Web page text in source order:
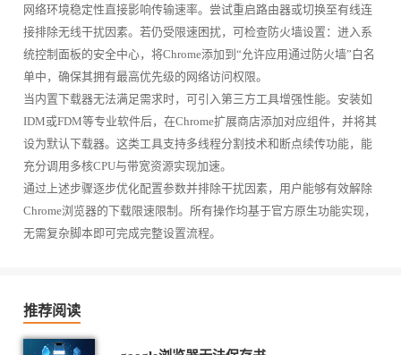
网络环境稳定性直接影响传输速率。尝试重启路由器或切换至有线连
接排除无线干扰因素。若仍受限速困扰，可检查防火墙设置：进入系
统控制面板的安全中心，将Chrome添加到“允许应用通过防火墙”白名
单中，确保其拥有最高优先级的网络访问权限。
当内置下载器无法满足需求时，可引入第三方工具增强性能。安装如
IDM或FDM等专业软件后，在Chrome扩展商店添加对应组件，并将其
设为默认下载器。这类工具支持多线程分割技术和断点续传功能，能
充分调用多核CPU与带宽资源实现加速。
通过上述步骤逐步优化配置参数并排除干扰因素，用户能够有效解除
Chrome浏览器的下载限速限制。所有操作均基于官方原生功能实现，
无需复杂脚本即可完成完整设置流程。
推荐阅读